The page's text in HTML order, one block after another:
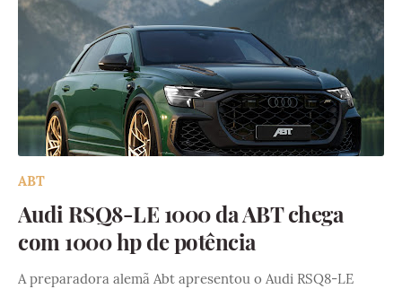
ABT
Audi RSQ8-LE 1000 da ABT chega
com 1000 hp de potência
A preparadora alemã Abt apresentou o Audi RSQ8-LE